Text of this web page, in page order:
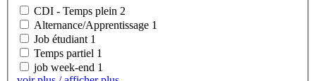
CDI - Temps plein 2
Alternance/Apprentissage 1
Job étudiant 1
Temps partiel 1
job week-end 1